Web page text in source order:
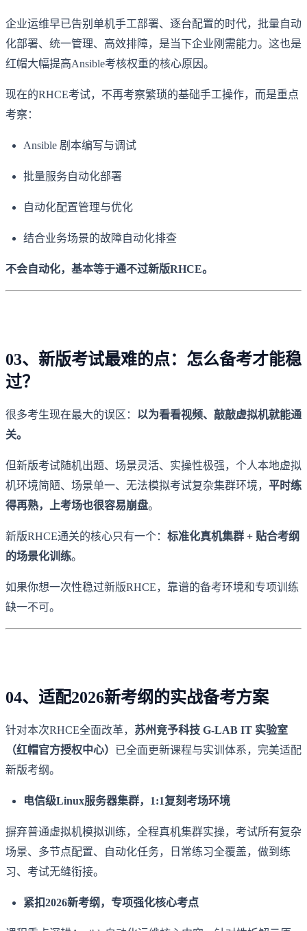
企业运维早已告别单机手工部署、逐台配置的时代，批量自动
化部署、统一管理、高效排障，是当下企业刚需能力。这也是
红帽大幅提高Ansible考核权重的核心原因。
现在的RHCE考试，不再考察繁琐的基础手工操作，而是重点
考察：
Ansible 剧本编写与调试
批量服务自动化部署
自动化配置管理与优化
结合业务场景的故障自动化排查
不会自动化，基本等于通不过新版RHCE。
03、新版考试最难的点：怎么备考才能稳
过？
很多考生现在最大的误区： 以为看看视频、敲敲虚拟机就能通
关。
但新版考试随机出题、场景灵活、实操性极强，个人本地虚拟
机环境简陋、场景单一、无法模拟考试复杂集群环境， 平时练
得再熟，上考场也很容易崩盘。
新版RHCE通关的核心只有一个： 标准化真机集群 + 贴合考纲
的场景化训练。
如果你想一次性稳过新版RHCE，靠谱的备考环境和专项训练
缺一不可。
04、适配2026新考纲的实战备考方案
针对本次RHCE全面改革， 苏州竞予科技 G-LAB IT 实验室
（红帽官方授权中心）
已全面更新课程与实训体系，完美适配
新版考纲。
电信级Linux服务器集群，1:1复刻考场环境
摒弃普通虚拟机模拟训练，全程真机集群实操，考试所有复杂
场景、多节点配置、自动化任务，日常练习全覆盖，做到练
习、考试无缝衔接。
紧扣2026新考纲，专项强化核心考点